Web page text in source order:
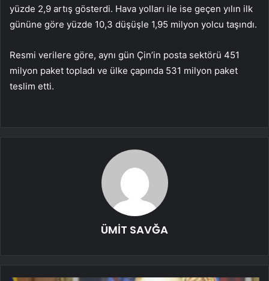
yüzde 2,9 artış gösterdi. Hava yolları ile ise geçen yılın ilk
gününe göre yüzde 10,3 düşüşle 1,95 milyon yolcu taşındı.
Resmi verilere göre, aynı gün Çin’in posta sektörü 451
milyon paket topladı ve ülke çapında 531 milyon paket
teslim etti.
ÜMİT SAVĞA